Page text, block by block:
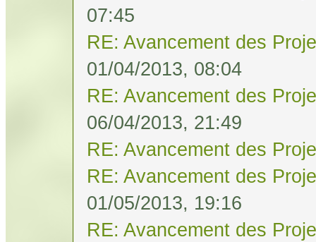
07:45
RE: Avancement des
01/04/2013, 08:04
RE: Avancement des
06/04/2013, 21:49
RE: Avancement des
RE: Avancement des
01/05/2013, 19:16
RE: Avancement des